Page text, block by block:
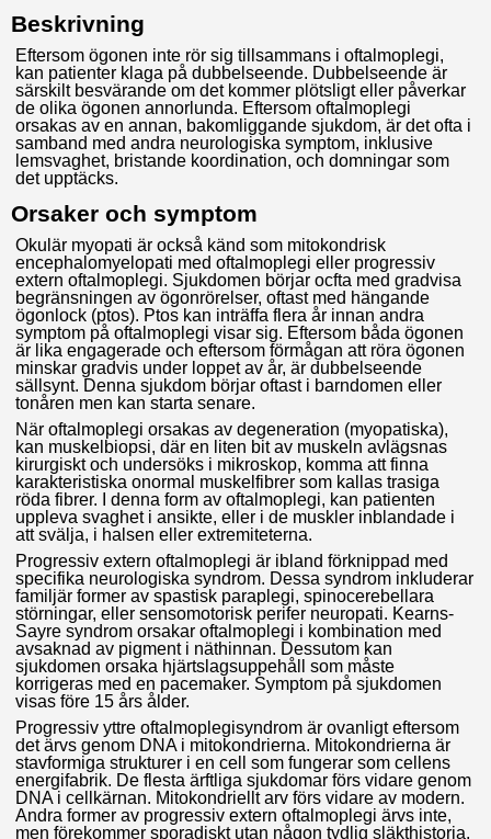
Beskrivning
Eftersom ögonen inte rör sig tillsammans i oftalmoplegi,
kan patienter klaga på dubbelseende. Dubbelseende är
särskilt besvärande om det kommer plötsligt eller påverkar
de olika ögonen annorlunda. Eftersom oftalmoplegi
orsakas av en annan, bakomliggande sjukdom, är det ofta i
samband med andra neurologiska symptom, inklusive
lemsvaghet, bristande koordination, och domningar som
det upptäcks.
Orsaker och symptom
Okulär myopati är också känd som mitokondrisk
encephalomyelopati med oftalmoplegi eller progressiv
extern oftalmoplegi. Sjukdomen börjar ocfta med gradvisa
begränsningen av ögonrörelser, oftast med hängande
ögonlock (ptos). Ptos kan inträffa flera år innan andra
symptom på oftalmoplegi visar sig. Eftersom båda ögonen
är lika engagerade och eftersom förmågan att röra ögonen
minskar gradvis under loppet av år, är dubbelseende
sällsynt. Denna sjukdom börjar oftast i barndomen eller
tonåren men kan starta senare.
När oftalmoplegi orsakas av degeneration (myopatiska),
kan muskelbiopsi, där en liten bit av muskeln avlägsnas
kirurgiskt och undersöks i mikroskop, komma att finna
karakteristiska onormal muskelfibrer som kallas trasiga
röda fibrer. I denna form av oftalmoplegi, kan patienten
uppleva svaghet i ansikte, eller i de muskler inblandade i
att svälja, i halsen eller extremiteterna.
Progressiv extern oftalmoplegi är ibland förknippad med
specifika neurologiska syndrom. Dessa syndrom inkluderar
familjär former av spastisk paraplegi, spinocerebellara
störningar, eller sensomotorisk perifer neuropati. Kearns-
Sayre syndrom orsakar oftalmoplegi i kombination med
avsaknad av pigment i näthinnan. Dessutom kan
sjukdomen orsaka hjärtslagsuppehåll som måste
korrigeras med en pacemaker. Symptom på sjukdomen
visas före 15 års ålder.
Progressiv yttre oftalmoplegisyndrom är ovanligt eftersom
det ärvs genom DNA i mitokondrierna. Mitokondrierna är
stavformiga strukturer i en cell som fungerar som cellens
energifabrik. De flesta ärftliga sjukdomar förs vidare genom
DNA i cellkärnan. Mitokondriellt arv förs vidare av modern.
Andra former av progressiv extern oftalmoplegi ärvs inte,
men förekommer sporadiskt utan någon tydlig släkthistoria.